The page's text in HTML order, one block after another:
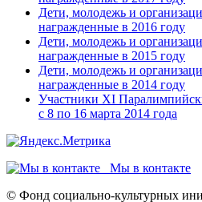
Дети, молодежь и
награжденные в 2016 году
Дети, молодежь и
награжденные в 2015 году
Дети, молодежь и
награжденные в 2014 году
Участники XI
с 8 по 16 марта 2014 года
Мы в контакте
© Фонд социально-культурных